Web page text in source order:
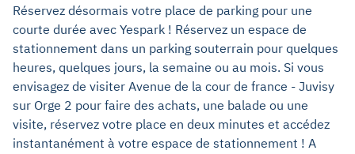
Réservez désormais votre place de parking pour une
courte durée avec Yespark ! Réservez un espace de
stationnement dans un parking souterrain pour quelques
heures, quelques jours, la semaine ou au mois. Si vous
envisagez de visiter Avenue de la cour de france - Juvisy
sur Orge 2 pour faire des achats, une balade ou une
visite, réservez votre place en deux minutes et accédez
instantanément à votre espace de stationnement ! A